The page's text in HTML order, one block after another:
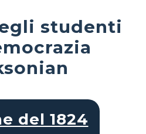
studenti
del 1824